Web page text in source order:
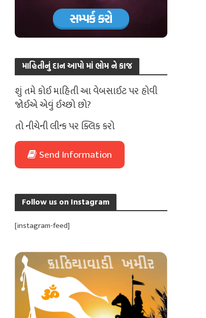
માહિતીનું દાન આપો માં ભોમ ને કાજ
શું તમે કોઈ માહિતી આ વેબસાઈટ પર હોવી
જોઈએ એવું ઈચ્છો છો?
તો નીચેની લીન્ક પર ક્લિક કરો
Send Information
Follow us on Instagram
[instagram-feed]